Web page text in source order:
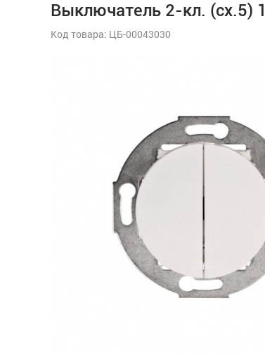
Выключатель 2-кл. (сх.5)
Код товара: ЦБ-00043030